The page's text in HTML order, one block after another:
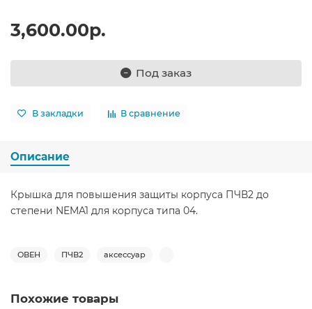
3,600.00р.
Под заказ
В закладки В сравнение
Описание
Крышка для повышения защиты корпуса ПЧВ2 до
степени NEMA1 для корпуса типа 04.
ОВЕН ПЧВ2 аксессуар
Похожие товары